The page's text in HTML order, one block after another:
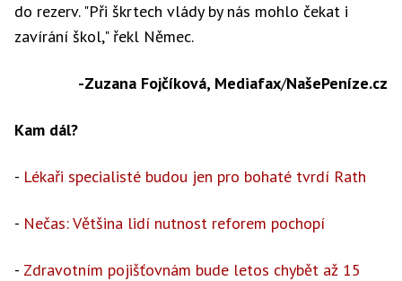
do rezerv. "Při škrtech vlády by nás mohlo čekat i
zavírání škol," řekl Němec.
-Zuzana Fojčíková, Mediafax/NašePeníze.cz
Kam dál?
- Lékaři specialisté budou jen pro bohaté tvrdí Rath
- Nečas: Většina lidí nutnost reforem pochopí
- Zdravotním pojišťovnám bude letos chybět až 15